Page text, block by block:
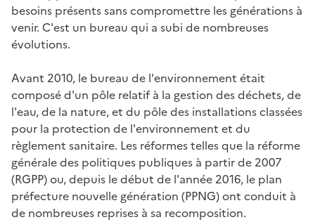
besoins présents sans compromettre les générations à
venir. C'est un bureau qui a subi de nombreuses
évolutions.
Avant 2010, le bureau de l'environnement était
composé d'un pôle relatif à la gestion des déchets, de
l'eau, de la nature, et du pôle des installations classées
pour la protection de l'environnement et du
règlement sanitaire. Les réformes telles que la réforme
générale des politiques publiques à partir de 2007
(RGPP) ou, depuis le début de l'année 2016, le plan
préfecture nouvelle génération (PPNG) ont conduit à
de nombreuses reprises à sa recomposition.